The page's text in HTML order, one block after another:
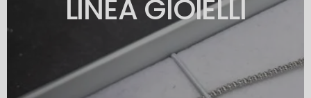
LINEA GIOIELLI